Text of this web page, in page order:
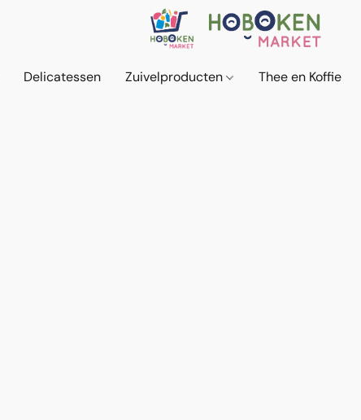
Delicatessen Zuivelproducten Thee en Koffie